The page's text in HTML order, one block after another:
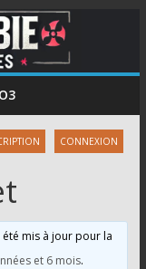
CONNEXION
mis à jour pour la
et 6 mois.